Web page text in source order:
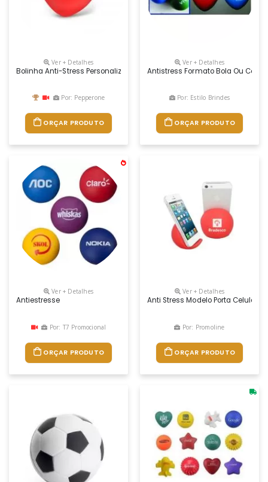
Ver + Detalhes
Bolinha Anti-Stress Personalizada
Por: Pepperone
ORÇAR PRODUTO
Ver + Detalhes
Antistress Formato Bola Ou
Por: Estilo Brindes
ORÇAR PRODUTO
Ver + Detalhes
Antiestresse
Por: T7 Promocional
ORÇAR PRODUTO
Ver + Detalhes
Anti Stress Modelo Porta Celular
Por: Promoline
ORÇAR PRODUTO